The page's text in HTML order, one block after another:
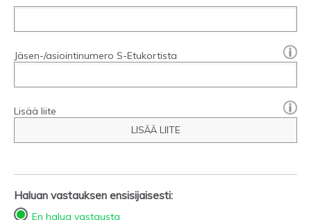
Jäsen-/asiointinumero S-Etukortista
Lisää liite
LISÄÄ LIITE
Haluan vastauksen ensisijaisesti:
En halua vastausta